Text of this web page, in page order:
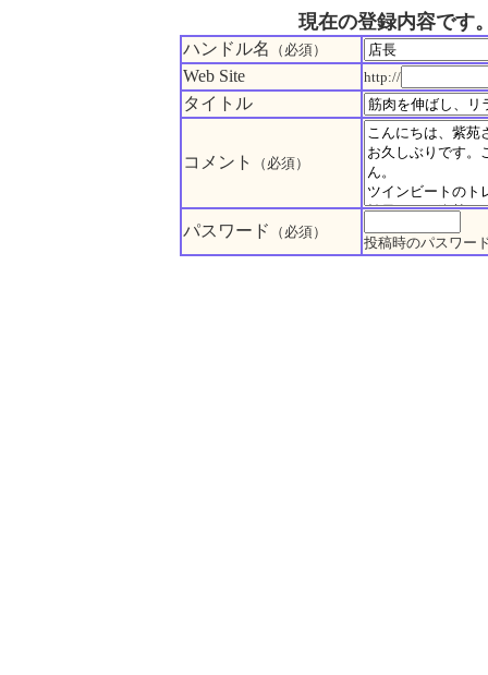
現在の登録内容です
ハンドル名 （必須）
Web Site http://
タイトル
コメント （必須）
パスワード （必須）
投稿時のパスワー